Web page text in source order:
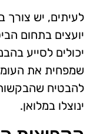
לעיתים, יש צורך
יועצים בתחום
יכולים לסייע
שמפחית את
להבטיח שהבקשות
ינוצלו במלואן.